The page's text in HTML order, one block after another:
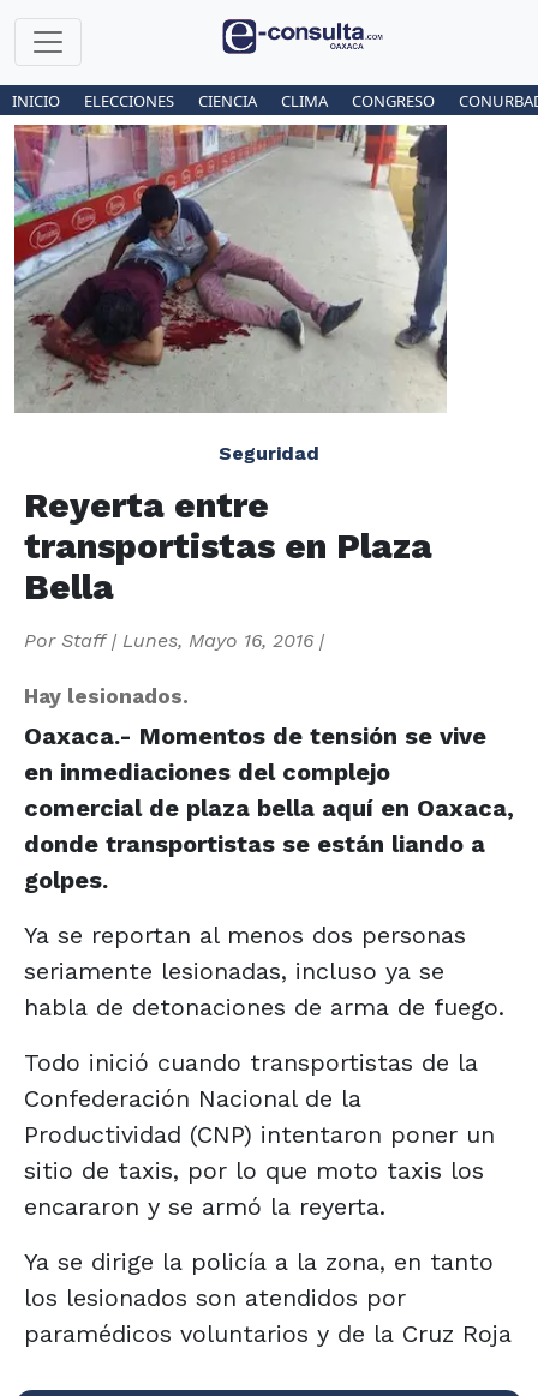
INICIO ELECCIONES CIENCIA CLIMA CONGRESO
Seguridad
Reyerta entre
transportistas en Plaza
Bella
Por Staff| Lunes, Mayo 16, 2016 |
Hay lesionados.
Oaxaca.- Momentos de tensión se vive
en inmediaciones del complejo
comercial de plaza bella aquí en Oaxaca,
donde transportistas se están liando a
golpes.
Ya se reportan al menos dos personas
seriamente lesionadas, incluso ya se
habla de detonaciones de arma de fuego.
Todo inició cuando transportistas de la
Confederación Nacional de la
Productividad (CNP) intentaron poner un
sitio de taxis, por lo que moto taxis los
encararon y se armó la reyerta.
Ya se dirige la policía a la zona, en tanto
los lesionados son atendidos por
paramédicos voluntarios y de la Cruz Roja